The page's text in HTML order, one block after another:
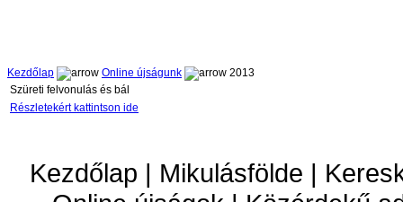
Kezdőlap Online újságunk
2013
Szüreti felvonulás és bál
Részletekért kattintson ide
Kezdőlap | Mikulásfölde |